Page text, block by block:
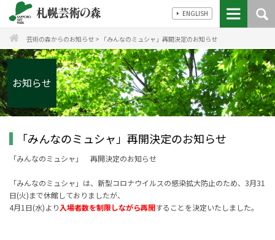
ENGLISH
芸術の森からのお知らせ > 「みんなのミュシャ」再開決定のお知らせ
お知らせ
「みんなのミュシャ」再開決定のお知らせ
「みんなのミュシャ」 再開決定のお知らせ
「みんなのミュシャ」は、新型コロナウイルスの感染拡大防止のため、 3月31
日(火)まで休館しておりましたが、
4月1 日(水)より 入場者数を制限しながら再開することを決定いたしました。